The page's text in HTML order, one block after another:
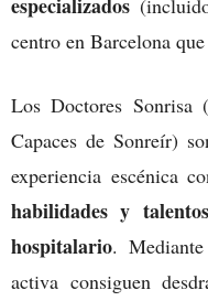
centro en Barcelona
Los Doctores Sonrisa
Capaces de Sonreír)
experiencia escénica
habilidades y
hospitalario.
activa consiguen